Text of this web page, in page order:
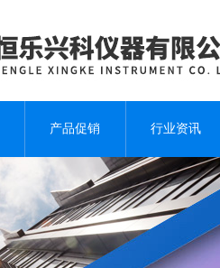
产品促销 行业资讯